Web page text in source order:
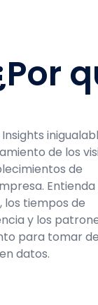
de los
de
Entienda
los tiempos de
y los
para tomar
datos.